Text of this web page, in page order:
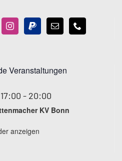
Veranstaltungen
17:00 - 20:00
KV Bonn
anzeigen